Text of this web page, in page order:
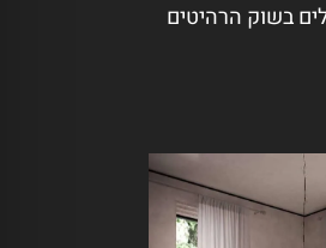
בשוק הרהיטים